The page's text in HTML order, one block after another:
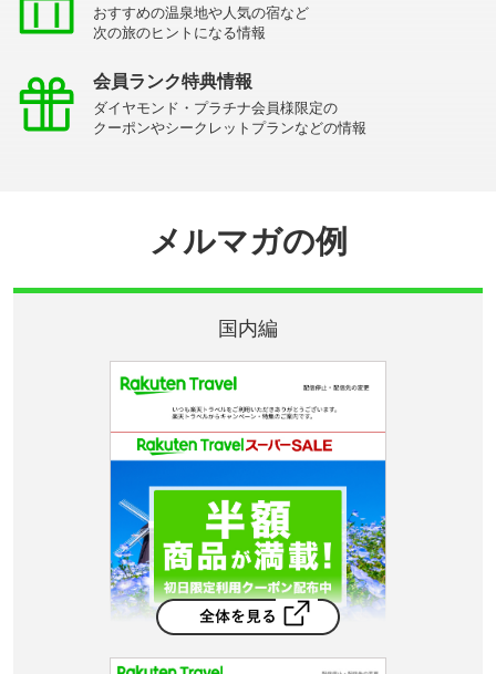
おすすめの温泉地や人気の宿など
次の旅のヒントになる情報
会員ランク特典情報
ダイヤモンド・プラチナ会員様限定の
クーポンやシークレットプランなどの情報
メルマガの例
国内編